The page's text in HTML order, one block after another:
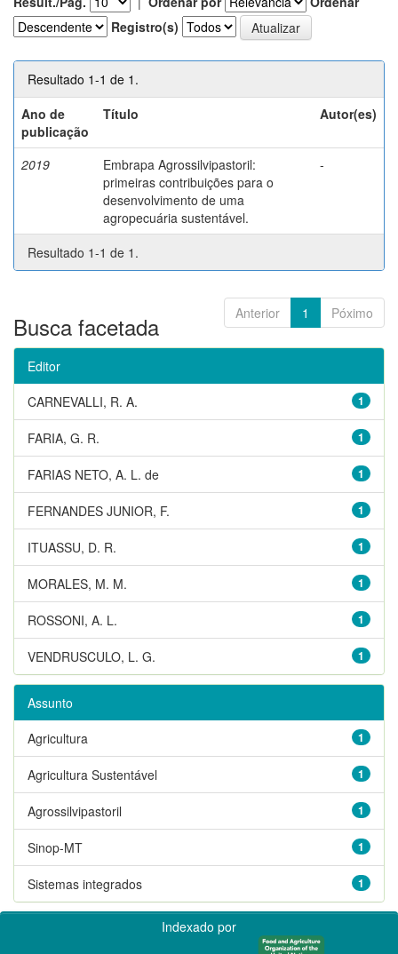
Registro(s)
Resultado 1-1 de 1.
Ano de
publicação
Título Autor(es)
2019
Embrapa Agrossilvipastoril:
primeiras contribuições para o
desenvolvimento de uma
agropecuária sustentável.
-
Resultado 1-1 de 1.
Anterior 1 Póximo
Busca facetada
Editor
1
CARNEVALLI, R. A.
1
FARIA, G. R.
1
FARIAS NETO, A. L. de
1
FERNANDES JUNIOR, F.
1
ITUASSU, D. R.
1
MORALES, M. M.
1
ROSSONI, A. L.
1
VENDRUSCULO, L. G.
Assunto
1
Agricultura
1
Agricultura Sustentável
1
Agrossilvipastoril
1
Sinop-MT
1
Sistemas integrados
Indexado por